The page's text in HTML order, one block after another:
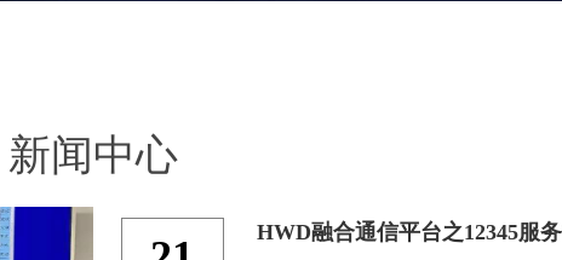
新闻中心
HWD融合通信平台之12345服